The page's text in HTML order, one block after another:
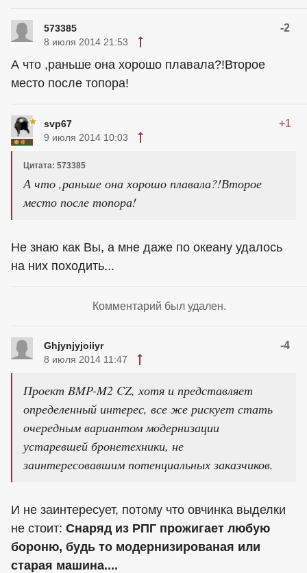
573385 -2
8 июля 2014 21:53
А что ,раньше она хорошо плавала?!Второе
место после топора!
svp67 +1
9 июля 2014 10:03
Цитата: 573385
А что ,раньше она хорошо плавала?!Второе
место после топора!
Не знаю как Вы, а мне даже по океану удалось
на них походить...
Комментарий был удален.
Ghjynjyjoiiyr -4
8 июля 2014 11:47
Проект BMP-M2 CZ, хотя и представляет
определенный интерес, все же рискует стать
очередным вариантом модернизации
устаревшей бронетехники, не
заинтересовавшим потенциальных заказчиков.
И не заинтересует, потому что овчинка выделки
не стоит: Снаряд из РПГ прожигает любую
бороню, будь то модернизированая или
старая машина....